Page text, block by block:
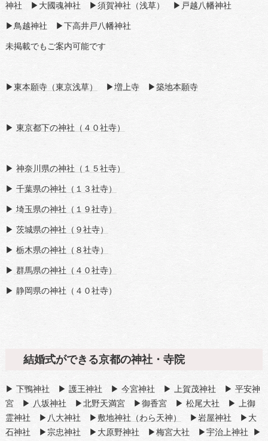
神社 ▶大國魂神社 ▶須賀神社（浅草） ▶戸越八幡神社
▶鳥越神社 ▶下高井戸八幡神社
未掲載でもご案内可能です
▶ 東本願寺（東京浅草） ▶ 増上寺▶ 築地本願寺
▶ 東京都下の神社（４０社寺）
▶ 神奈川県の神社（１５社寺）
▶ 千葉県の神社（１３社寺）
▶ 埼玉県の神社（１９社寺）
▶ 茨城県の神社（９社寺）
▶ 栃木県の神社（８社寺）
▶ 群馬県の神社（４０社寺）
▶ 静岡県の神社（４０社寺）
結婚式ができる京都の神社・寺院
▶ 下鴨神社 ▶ 護王神社 ▶ 今宮神社 ▶ 上賀茂神社 ▶ 平安神
宮▶ 八坂神社 ▶ 北野天満宮▶ 御香宮▶ 松尾大社 ▶
上御
霊神社 ▶ 八大神社 ▶ 敷地神社（わら天神） ▶ 岩屋神社 ▶ 大
石神社 ▶ 宗忠神社 ▶ 大原野神社 ▶ 梅宮大社 ▶ 宇治上神社 ▶